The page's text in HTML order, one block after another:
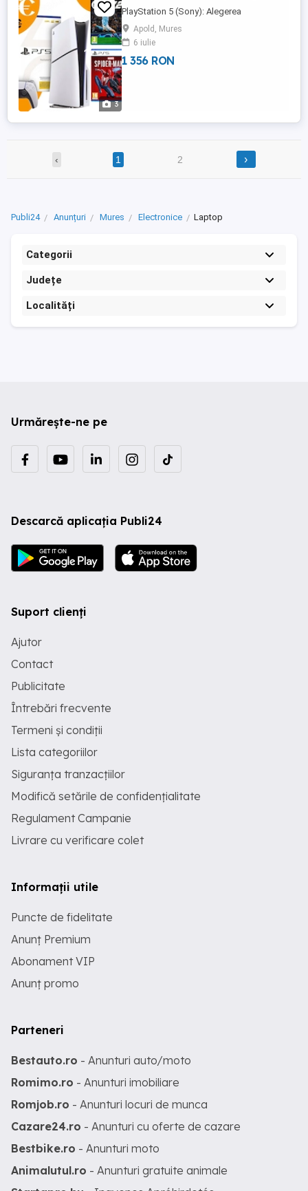
3
PlayStation 5 (Sony): Alegerea
Apold, Mures
6 iulie
1 356 RON
‹ 1 2 ›
Publi24 Anunțuri Mures Electronice Laptop
Categorii
Județe
Localități
Urmărește-ne pe
Descarcă aplicația Publi24
Suport clienți
Ajutor
Contact
Publicitate
Întrebări frecvente
Termeni și condiții
Lista categoriilor
Siguranța tranzacțiilor
Modifică setările de confidențialitate
Regulament Campanie
Livrare cu verificare colet
Informații utile
Puncte de fidelitate
Anunț Premium
Abonament VIP
Anunț promo
Parteneri
Bestauto.ro - Anunturi auto/moto
Romimo.ro - Anunturi imobiliare
Romjob.ro - Anunturi locuri de munca
Cazare24.ro - Anunturi cu oferte de cazare
Bestbike.ro - Anunturi moto
Animalutul.ro - Anunturi gratuite animale